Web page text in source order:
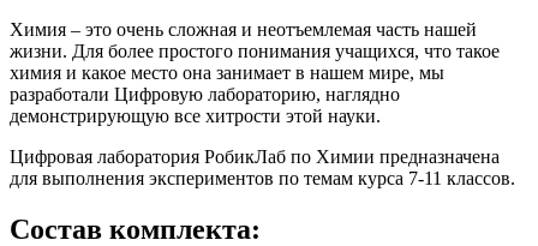
Химия – это очень сложная и неотъемлемая часть нашей
жизни. Для более простого понимания учащихся, что такое
химия и какое место она занимает в нашем мире, мы
разработали Цифровую лабораторию, наглядно
демонстрирующую все хитрости этой науки.
Цифровая лаборатория РобикЛаб по Химии предназначена
для выполнения экспериментов по темам курса 7-11 классов.
Состав комплекта: